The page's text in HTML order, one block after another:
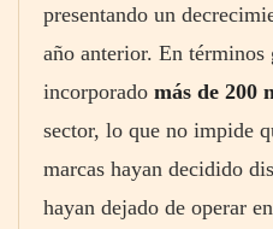
presentando un
año anterior. En términos
incorporado más de 200
sector, lo que no impide
marcas hayan decidido
hayan dejado de operar